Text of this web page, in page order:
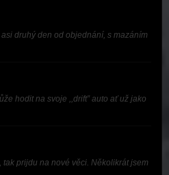
druhý den od objednání, s mazáním
hodit na svoje ,,drift” auto ať už jako
tak prijdu na nové věci. Několikrát jsem